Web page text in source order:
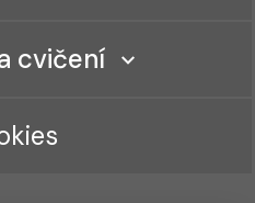
cvičení